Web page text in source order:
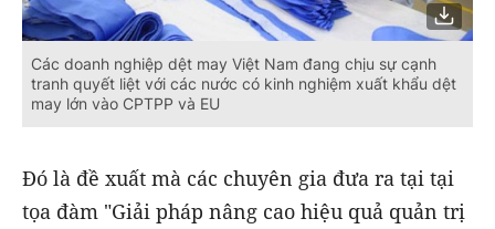
Các doanh nghiệp dệt may Việt Nam đang chịu sự cạnh
tranh quyết liệt với các nước có kinh nghiệm xuất khẩu dệt
may lớn vào CPTPP và EU
Đó là đề xuất mà các chuyên gia đưa ra tại tại
tọa đàm "Giải pháp nâng cao hiệu quả quản trị